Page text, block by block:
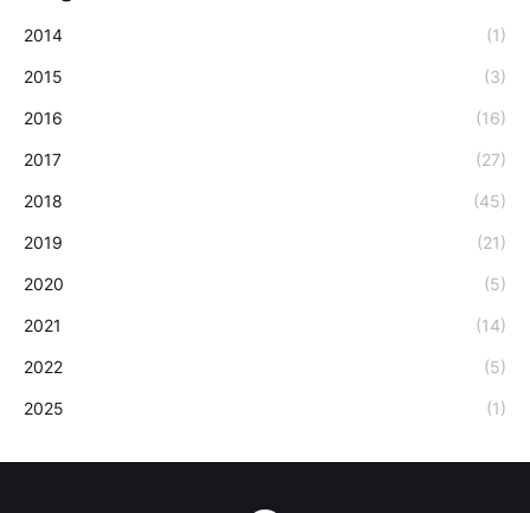
2014 (1)
2015 (3)
2016 (16)
2017 (27)
2018 (45)
2019 (21)
2020 (5)
2021 (14)
2022 (5)
2025 (1)